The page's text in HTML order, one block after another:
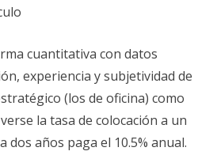
cuantitativa con datos
experiencia y subjetividad de
(los de oficina) como
la tasa de colocación a un
dos años paga el 10.5% anual.